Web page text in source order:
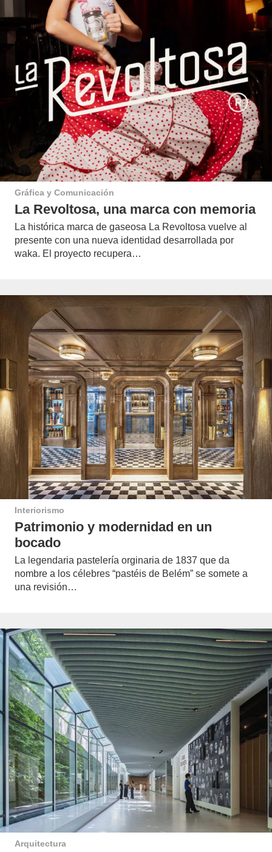
Gráfica y Comunicación
La Revoltosa, una marca con memoria
La histórica marca de gaseosa La Revoltosa vuelve al
presente con una nueva identidad desarrollada por
waka. El proyecto recupera…
Interiorismo
Patrimonio y modernidad en un
bocado
La legendaria pastelería orginaria de 1837 que da
nombre a los célebres “pastéis de Belém” se somete a
una revisión…
Arquitectura